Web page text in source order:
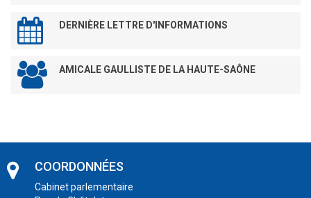
DERNIÈRE LETTRE D'INFORMATIONS
AMICALE GAULLISTE DE LA HAUTE-SAÔNE
COORDONNÉES
Cabinet parlementaire